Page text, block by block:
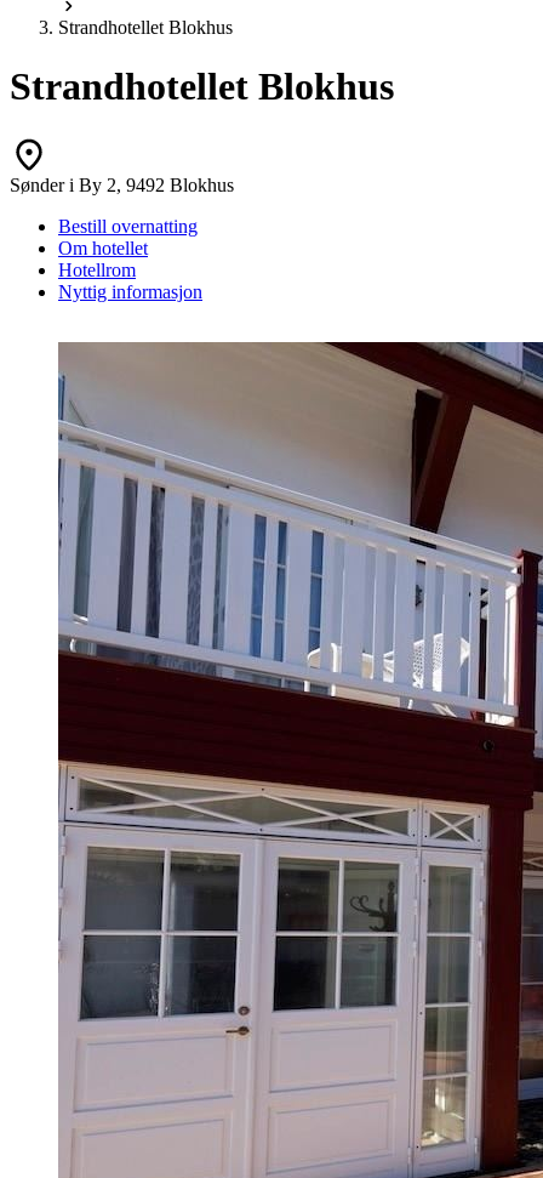
Strandhotellet Blokhus
Strandhotellet Blokhus
Sønder i By 2, 9492 Blokhus
Bestill overnatting
Om hotellet
Hotellrom
Nyttig informasjon